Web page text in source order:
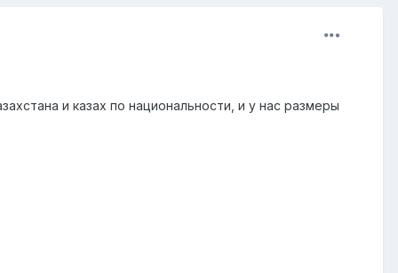
и казах по национальности, и у нас размеры